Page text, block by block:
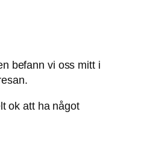
befann vi oss mitt i
ok att ha något